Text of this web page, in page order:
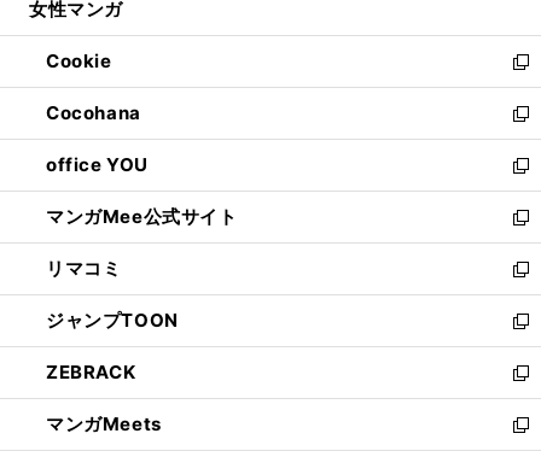
開
く
ウ
で
開
く
ン
ド
ウ
で
開
く
ウ
ィ
ン
ド
ウ
で
開
く
女性マンガ
Cookie
新
し
い
ウ
ィ
ン
ド
ウ
で
開
く
Cocohana
新
し
い
ウ
ィ
ン
ド
ウ
で
開
く
office YOU
新
し
い
ウ
ィ
ン
ド
ウ
で
開
く
マンガMee公式サイト
新
し
い
ウ
ィ
ン
ド
ウ
で
リマコミ
新
し
い
ウ
ィ
ン
ド
ジャンプTOON
新
し
い
ウ
ィ
ZEBRACK
新
し
い
マンガMeets
新